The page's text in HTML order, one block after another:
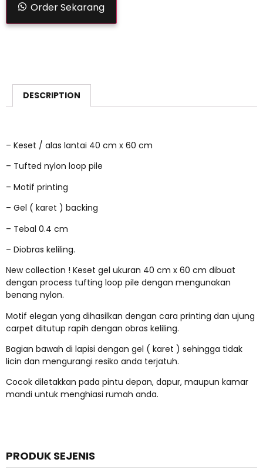
Order Sekarang
DESCRIPTION
– Keset / alas lantai 40 cm x 60 cm
– Tufted nylon loop pile
– Motif printing
– Gel ( karet ) backing
– Tebal 0.4 cm
– Diobras keliling.
New collection ! Keset gel ukuran 40 cm x 60 cm dibuat
dengan process tufting loop pile dengan mengunakan
benang nylon.
Motif elegan yang dihasilkan dengan cara printing dan ujung
carpet ditutup rapih dengan obras keliling.
Bagian bawah di lapisi dengan gel ( karet ) sehingga tidak
licin dan mengurangi resiko anda terjatuh.
Cocok diletakkan pada pintu depan, dapur, maupun kamar
mandi untuk menghiasi rumah anda.
PRODUK SEJENIS